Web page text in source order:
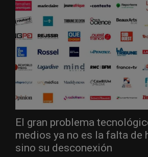
El gran problema
medios ya no es la falta de
sino su desconexión